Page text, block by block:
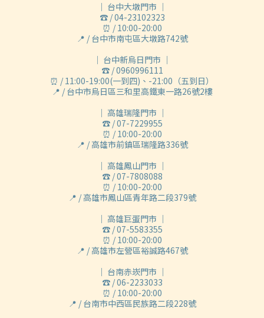
｜ 台中大墩門市 ｜
☎ / 04-23102323
⏰ / 10:00-20:00
📍 / 台中市南屯區大墩路742號
｜ 台中新烏日門市 ｜
☎ / 0960996111
⏰ / 11:00-19:00(一到四)、-21:00（五到日）
📍 / 台中市烏日區三和里高鐵東一路26號2樓
｜ 高雄瑞隆門市 ｜
☎ / 07-7229955
⏰ / 10:00-20:00
📍 / 高雄市前鎮區瑞隆路336號
｜ 高雄鳳山門市 ｜
☎ / 07-7808088
⏰ / 10:00-20:00
📍 / 高雄市鳳山區青年路二段379號
｜ 高雄巨蛋門市 ｜
☎ / 07-5583355
⏰ / 10:00-20:00
📍 / 高雄市左營區裕誠路467號
｜ 台南赤崁門市 ｜
☎ / 06-2233033
⏰ / 10:00-20:00
📍 / 台南市中西區民族路二段228號